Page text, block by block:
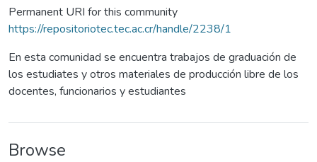
Permanent URI for this community
https://repositoriotec.tec.ac.cr/handle/2238/1
En esta comunidad se encuentra trabajos de graduación de
los estudiates y otros materiales de producción libre de los
docentes, funcionarios y estudiantes
Browse